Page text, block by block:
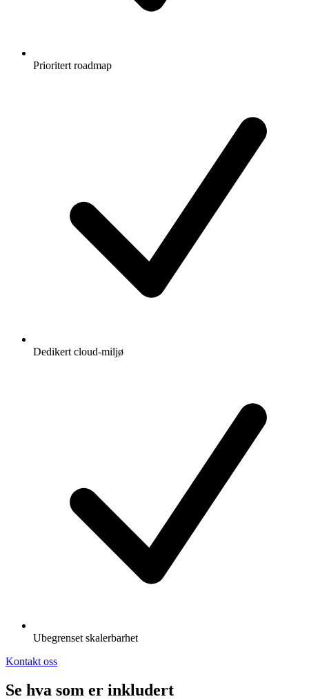
Prioritert roadmap
Dedikert cloud-miljø
Ubegrenset skalerbarhet
Kontakt oss
Se hva som er inkludert